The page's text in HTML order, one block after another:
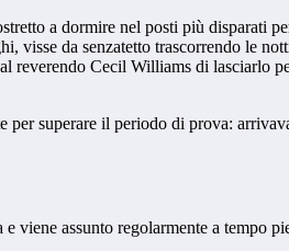
a dormire nel posti più disparati
visse da senzatetto trascorrendo le
reverendo Cecil Williams di lasciarlo
superare il periodo di prova:
viene assunto regolarmente a tempo